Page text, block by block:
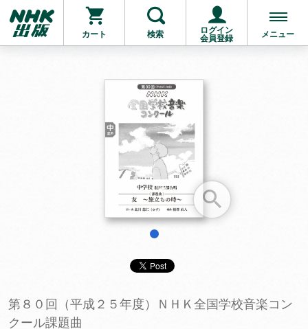
カート 検索
ログイン
会員登録
メニュー
お支払いに進む
他にも商品を買う
第８０回（平成２５年度）ＮＨＫ全国学校音楽コン
クール課題曲